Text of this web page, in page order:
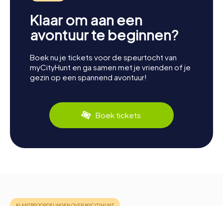
Klaar om aan een
avontuur te beginnen?
Boek nu je tickets voor de speurtocht van
myCityHunt en ga samen met je vrienden of je
gezin op een spannend avontuur!
Boek tickets